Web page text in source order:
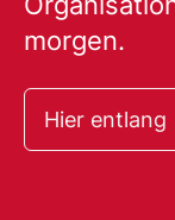
morgen.
Hier entlang